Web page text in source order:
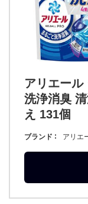
アリエール
洗浄消臭
え 131個
ブランド アリエ